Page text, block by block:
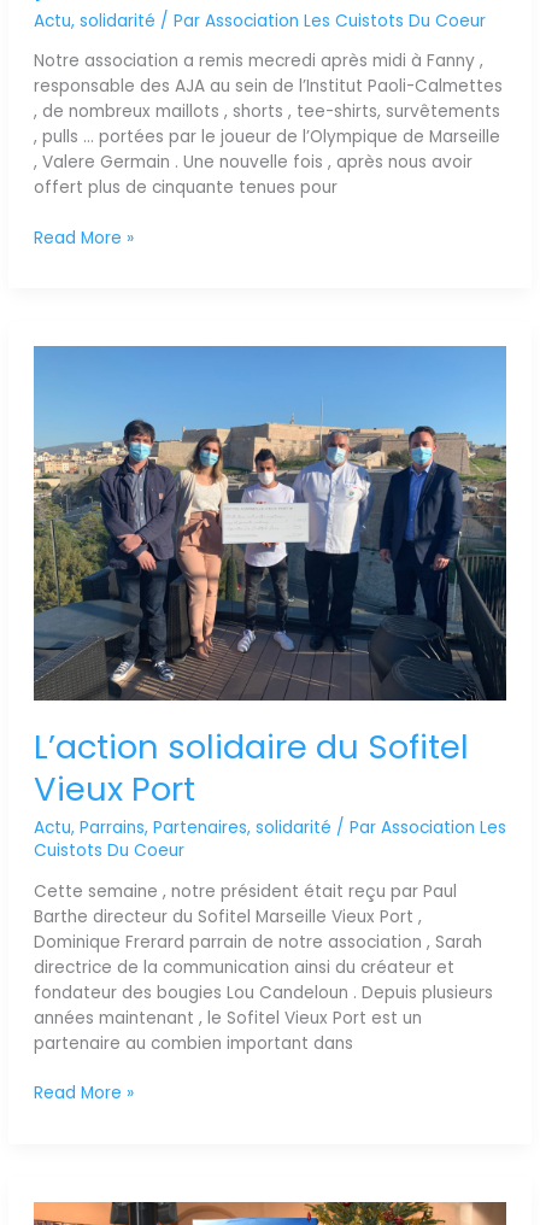
Actu, solidarité / Par Association Les Cuistots Du Coeur
Notre association a remis mecredi après midi à Fanny ,
responsable des AJA au sein de l’Institut Paoli-Calmettes
, de nombreux maillots , shorts , tee-shirts, survêtements
, pulls … portées par le joueur de l’Olympique de Marseille
, Valere Germain . Une nouvelle fois , après nous avoir
offert plus de cinquante tenues pour
Read More »
L’action solidaire du Sofitel
Vieux Port
Actu, Parrains, Partenaires, solidarité / Par Association Les
Cuistots Du Coeur
Cette semaine , notre président était reçu par Paul
Barthe directeur du Sofitel Marseille Vieux Port ,
Dominique Frerard parrain de notre association , Sarah
directrice de la communication ainsi du créateur et
fondateur des bougies Lou Candeloun . Depuis plusieurs
années maintenant , le Sofitel Vieux Port est un
partenaire au combien important dans
Vieux
Port
Read More »